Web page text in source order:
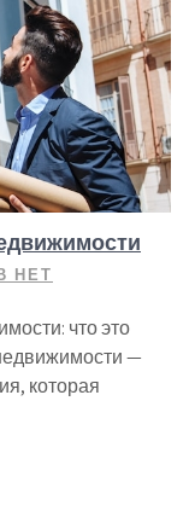
НЕТ
что это
—
которая